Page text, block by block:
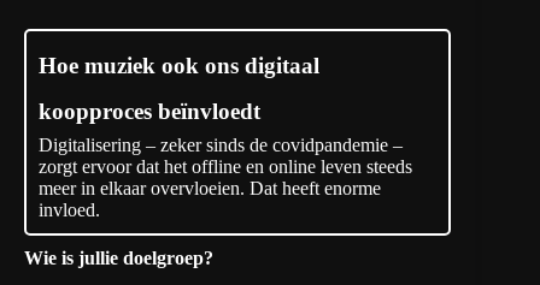
Hoe muziek ook ons digitaal
koopproces beïnvloedt
Digitalisering – zeker sinds de covidpandemie –
zorgt ervoor dat het offline en online leven steeds
meer in elkaar overvloeien. Dat heeft enorme
invloed.
Wie is jullie doelgroep?